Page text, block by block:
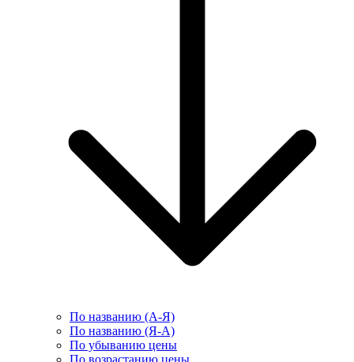
По названию (А-Я)
По названию (Я-А)
По убыванию цены
По возрастанию цены